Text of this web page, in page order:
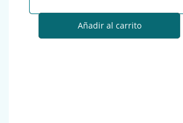
Añadir al carrito